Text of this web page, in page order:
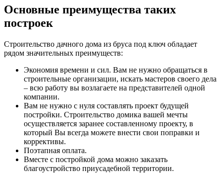
Основные преимущества таких
построек
Строительство дачного дома из бруса под ключ обладает
рядом значительных преимуществ:
Экономия времени и сил. Вам не нужно обращаться в
строительные организации, искать мастеров своего дела
– всю работу вы возлагаете на представителей одной
компании.
Вам не нужно с нуля составлять проект будущей
постройки. Строительство домика вашей мечты
осуществляется заранее составленному проекту, в
который Вы всегда можете внести свои поправки и
коррективы.
Поэтапная оплата.
Вместе с постройкой дома можно заказать
благоустройство приусадебной территории.